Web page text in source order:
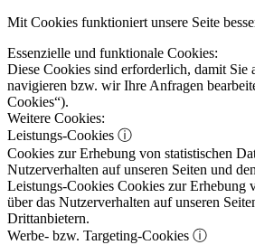
Mit Cookies funktioniert unsere Seite
Essenzielle und funktionale Cookies:
Diese Cookies sind erforderlich, damit Sie
navigieren bzw. wir Ihre Anfragen
Cookies“).
Weitere Cookies:
Leistungs-Cookies ⓘ
Cookies zur Erhebung von statistischen
Nutzerverhalten auf unseren Seiten und
Leistungs-Cookies Cookies zur Erhebung
über das Nutzerverhalten auf unseren
Drittanbietern.
Werbe- bzw. Targeting-Cookies ⓘ